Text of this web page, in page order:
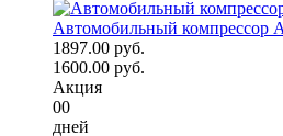
Автомобильный компрессор
1897.00 руб.
1600.00 руб.
Акция
00
дней